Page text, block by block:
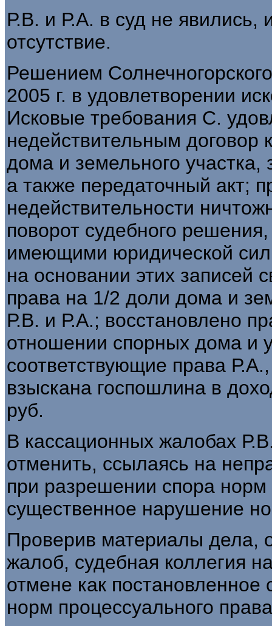
Р.В. и Р.А. в суд не явились,
отсутствие.
Решением
2005 г. в удовлетворении
Исковые требования С.
недействительным договор
дома и земельного
а также передаточный акт;
недействительности
поворот судебного
имеющими юридической
на основании этих записей
права на 1/2 доли дома и
Р.В. и Р.А.; восстановлено
отношении спорных дома и
соответствующие права
взыскана госпошлина в
руб.
В кассационных жалобах
отменить, ссылаясь на
при разрешении спора
существенное нарушение
Проверив материалы дела,
жалоб, судебная коллегия
отмене как
норм процессуального